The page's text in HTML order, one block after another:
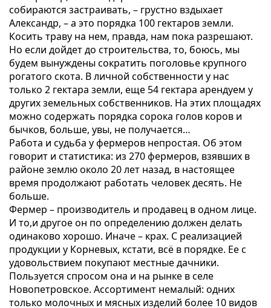
собираются застраивать, – грустно вздыхает
Александр, – а это порядка 100 гектаров земли.
Косить траву на нем, правда, нам пока разрешают.
Но если дойдет до строительства, то, боюсь, мы
будем вынуждены сократить поголовье крупного
рогатого скота. В личной собственности у нас
только 2 гектара земли, еще 54 гектара арендуем у
других земельных собственников. На этих площадях
можно содержать порядка сорока голов коров и
бычков, больше, увы, не получается…
Работа и судьба у фермеров непростая. Об этом
говорит и статистика: из 270 фермеров, взявших в
районе землю около 20 лет назад, в настоящее
время продолжают работать человек десять. Не
больше.
Фермер – производитель и продавец в одном лице.
И то,и другое он по определению должен делать
одинаково хорошо. Иначе – крах. С реализацией
продукции у Корневых, кстати, всё в порядке. Ее с
удовольствием покупают местные дачники.
Пользуется спросом она и на рынке в селе
Новопетровское. Ассортимент немалый: одних
только молочных и мясных изделий более 10 видов